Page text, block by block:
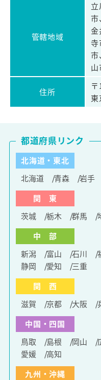
管轄地域
市
寺
市
住所
北海道・東北
北海道
青森 岩手
関 東
茨城
栃木 群馬
中 部
新潟
富山 石川
静岡
愛知
三重
関 西
滋賀
京都 大阪
中国・四国
鳥取
島根 岡山
愛媛
高知
九州・沖縄
都道府県リンク